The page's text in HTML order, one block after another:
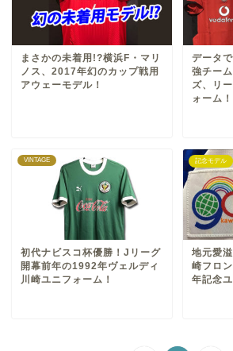
まさかの未着用!?横浜F・マリ
ノス、2017年幻のカップ戦用
アウェーモデル！
データ
強チー
ズ、リ
ォーム！
VINTAGE
初代ナビスコ杯優勝！Jリーグ
開幕前年の1992年ヴェルディ
川崎ユニフォーム！
記念モデル
地元愛
崎フロ
年記念